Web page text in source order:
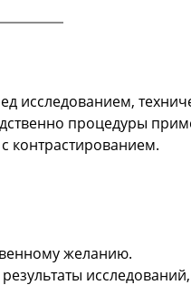
исследованием,
процедуры
контрастированием.
желанию.